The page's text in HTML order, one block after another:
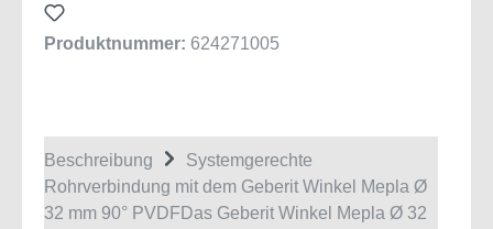
Produktnummer: 624271005
Beschreibung
Systemgerechte
Rohrverbindung mit dem Geberit Winkel Mepla Ø
32 mm 90° PVDFDas Geberit Winkel Mepla Ø 32